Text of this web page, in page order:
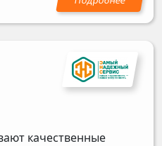
качественные